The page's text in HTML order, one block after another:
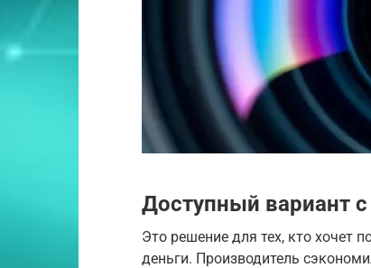
Доступный вариант с
Это решение для тех, кто хочет
деньги. Производитель